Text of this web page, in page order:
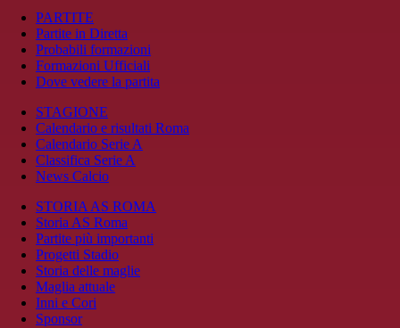
PARTITE
Partite in Diretta
Probabili formazioni
Formazioni Ufficiali
Dove vedere la partita
STAGIONE
Calendario e risultati Roma
Calendario Serie A
Classifica Serie A
News Calcio
STORIA AS ROMA
Storia AS Roma
Partite più importanti
Progetti Stadio
Storia delle maglie
Maglia attuale
Inni e Cori
Sponsor